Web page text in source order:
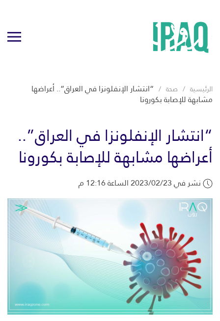
الرئيسية صحة “انتشار الإنفلونزا في العراق”.. أعراضها
مشابهة للإصابة بكورونا
“انتشار الإنفلونزا في العراق”..
أعراضها مشابهة للإصابة بكورونا
نشر في 2023/02/23 الساعة 12:16 م